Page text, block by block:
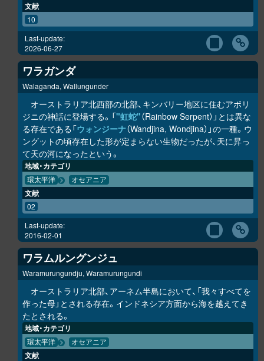
文献
10
Last-update:
2026-06-27
ワラガンダ
Walaganda, Wallungunder
オーストラリア北西部の北部、キンバリー地区に住むアボリ
ジニの神話に登場する。「"虹蛇"（Rainbow Serpent）」とは異な
る存在である「ウォンジーナ（Wandjina, Wondjina）」の一種。ウ
ングットの頃存在した形が定まらない生物だったが、天に昇っ
て天の河になったという。
地域・カテゴリ
環太平洋 オセアニア
文献
02
Last-update:
2016-02-01
ワラムルングンジュ
Waramurungundju, Waramurungundi
オーストラリア北部、アーネム半島において、「我々すべてを
作った母」とされる存在。インドネシア方面から海を越えてき
たとされる。
地域・カテゴリ
環太平洋 オセアニア
文献